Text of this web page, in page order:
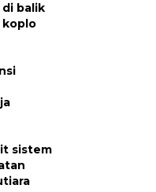
balik
koplo
sistem